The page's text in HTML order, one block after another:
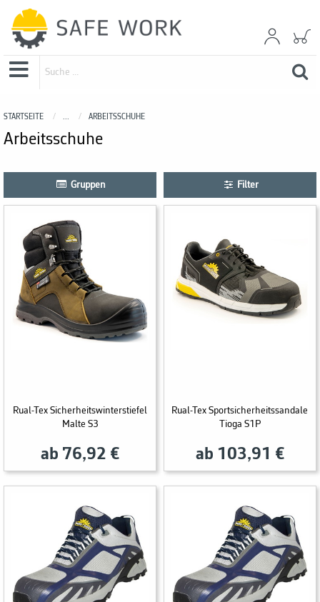
STARTSEITE ... ARBEITSSCHUHE
Arbeitsschuhe
Gruppen Filter
Rual-Tex Sicherheitswinterstiefel
Malte S3
ab 76,92 €
Rual-Tex Sportsicherheitssandale
Tioga S1P
ab 103,91 €